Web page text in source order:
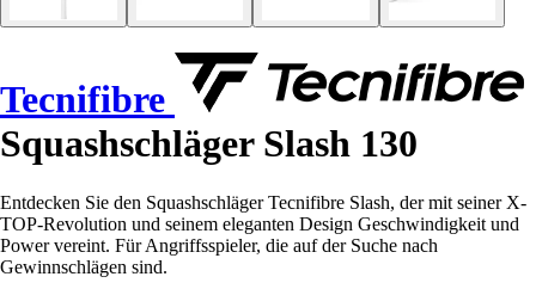
Tecnifibre
Squashschläger Slash 130
Entdecken Sie den Squashschläger Tecnifibre Slash, der mit seiner X-
TOP-Revolution und seinem eleganten Design Geschwindigkeit und
Power vereint. Für Angriffsspieler, die auf der Suche nach
Gewinnschlägen sind.